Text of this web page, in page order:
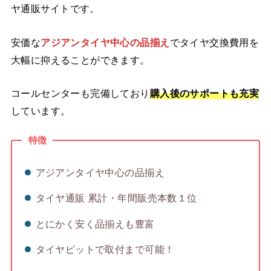
ヤ通販サイトです。
安価なアジアンタイヤ中心の品揃え でタイヤ交換費用を
大幅に抑えることができます。
コールセンターも完備しており 購入後のサポートも充実
しています。
特徴
アジアンタイヤ中心の品揃え
タイヤ通販 累計・年間販売本数１位
とにかく安く品揃えも豊富
タイヤピットで取付まで可能！